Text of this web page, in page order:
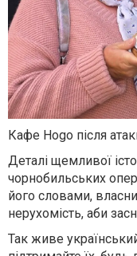
Кафе Hogo після
Деталі щемливої
чорнобильських
його словами,
нерухомість, аби
Так живе